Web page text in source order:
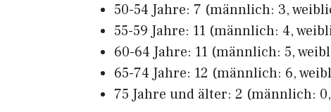
50-54 Jahre: 7 (männlich: 3,
55-59 Jahre: 11 (männlich: 4,
60-64 Jahre: 11 (männlich: 5,
65-74 Jahre: 12 (männlich: 6,
75 Jahre und älter: 2 (männlich: